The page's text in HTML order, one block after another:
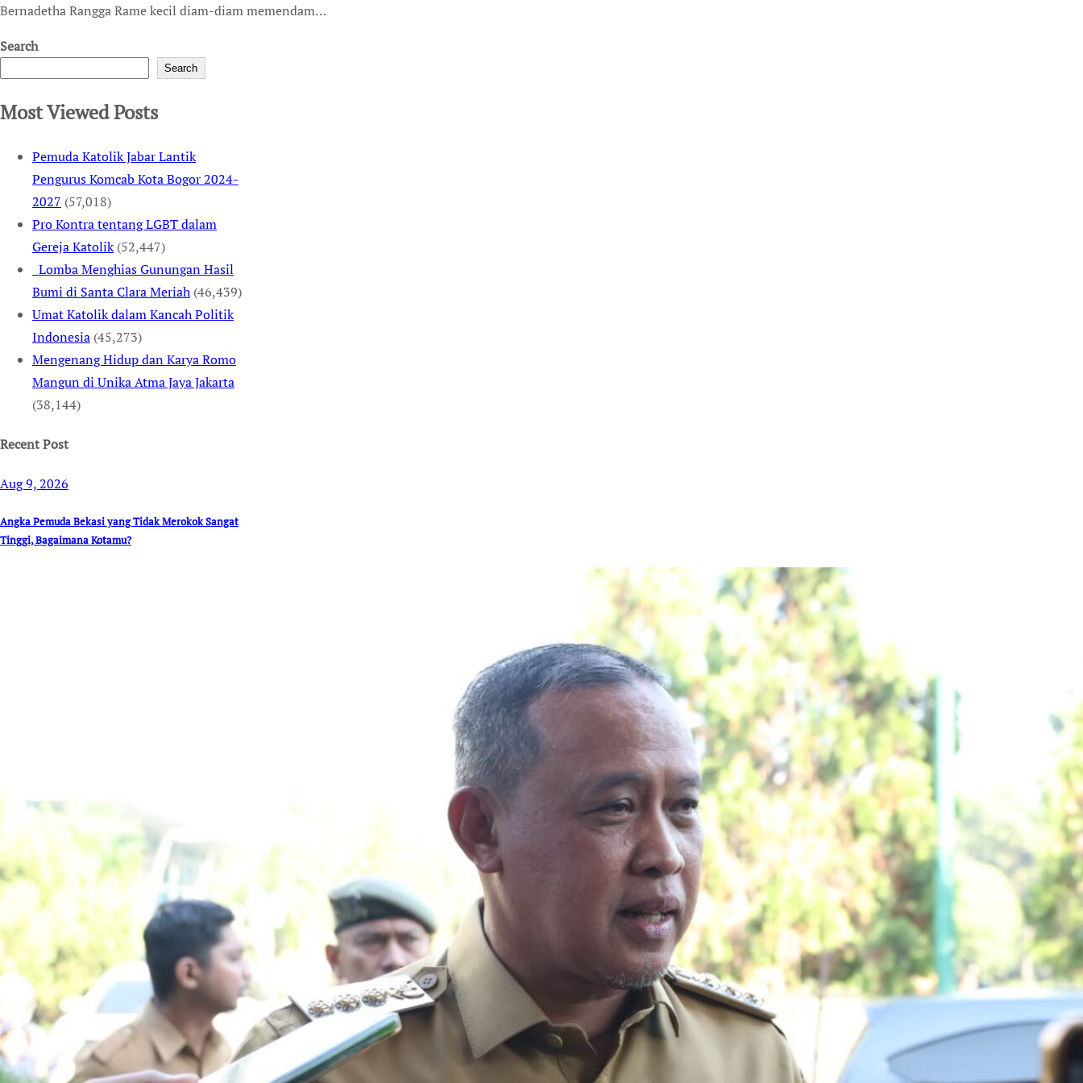
Bernadetha Rangga Rame kecil diam-diam memendam…
Search
Search
Most Viewed Posts
Pemuda Katolik Jabar Lantik
Pengurus Komcab Kota Bogor 2024-
2027 (57,018)
Pro Kontra tentang LGBT dalam
Gereja Katolik (52,447)
Lomba Menghias Gunungan Hasil
Bumi di Santa Clara Meriah (46,439)
Umat Katolik dalam Kancah Politik
Indonesia (45,273)
Mengenang Hidup dan Karya Romo
Mangun di Unika Atma Jaya Jakarta
(38,144)
Recent Post
Aug 9, 2026
Angka Pemuda Bekasi yang Tidak Merokok Sangat
Tinggi, Bagaimana Kotamu?